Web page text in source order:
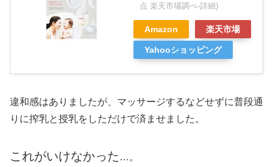
点 楽天市場調べ-詳細)
Amazon 楽天市場
Yahooショッピング
違和感はありましたが、マッサージするなどせずに普段通
りに搾乳と授乳をしただけで済ませました。
これがいけなかった …。